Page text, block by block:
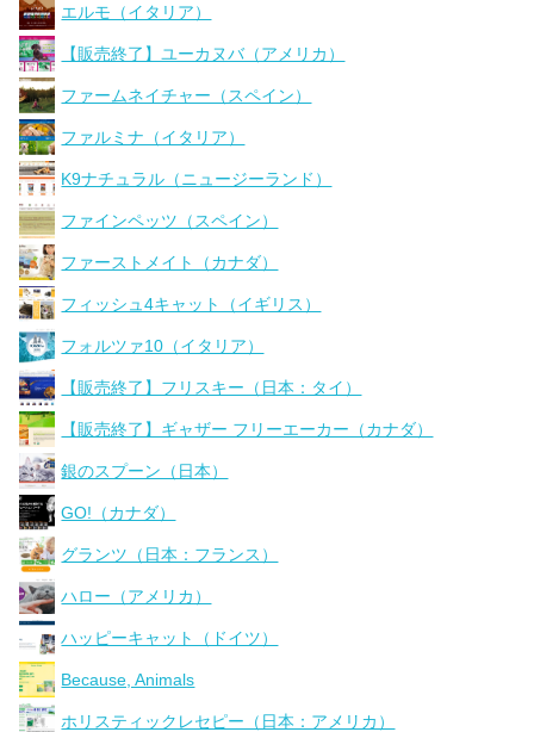
エルモ（イタリア）
【販売終了】ユーカヌバ（アメリカ）
ファームネイチャー（スペイン）
ファルミナ（イタリア）
K9ナチュラル（ニュージーランド）
ファインペッツ（スペイン）
ファーストメイト（カナダ）
フィッシュ4キャット（イギリス）
フォルツァ10（イタリア）
【販売終了】フリスキー（日本：タイ）
【販売終了】ギャザー フリーエーカー（カナダ）
銀のスプーン（日本）
GO!（カナダ）
グランツ（日本：フランス）
ハロー（アメリカ）
ハッピーキャット（ドイツ）
Because, Animals
ホリスティックレセピー（日本：アメリカ）